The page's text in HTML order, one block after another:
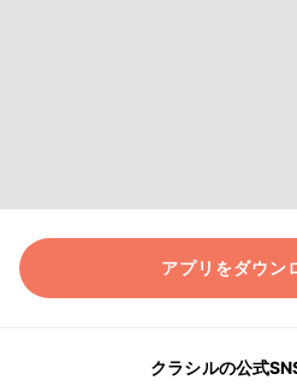
アプリをダウン
クラシルの公式